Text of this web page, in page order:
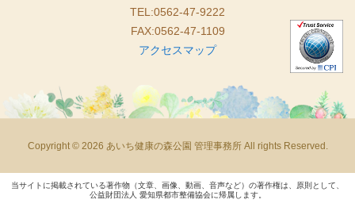
TEL:0562-47-9222
FAX:0562-47-1109
アクセスマップ
Copyright © 2026 あいち健康の森公園 管理事務所 All rights Reserved.
当サイトに掲載されている著作物（文章、画像、動画、音声など）の著作権は、原則として、
公益財団法人 愛知県都市整備協会に帰属します。